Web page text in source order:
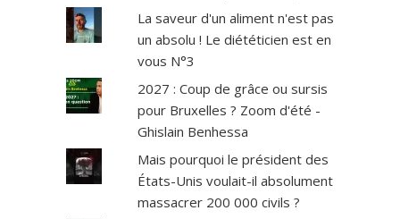
La saveur d'un aliment n'est pas
un absolu ! Le diététicien est en
vous N°3
2027 : Coup de grâce ou sursis
pour Bruxelles ? Zoom d'été -
Ghislain Benhessa
Mais pourquoi le président des
États-Unis voulait-il absolument
massacrer 200 000 civils ?